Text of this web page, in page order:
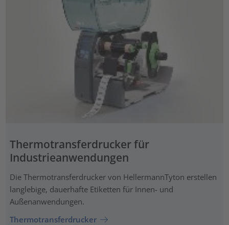
Thermotransferdrucker für
Industrieanwendungen
Die Thermotransferdrucker von HellermannTyton erstellen
langlebige, dauerhafte Etiketten für Innen- und
Außenanwendungen.
Thermotransferdrucker